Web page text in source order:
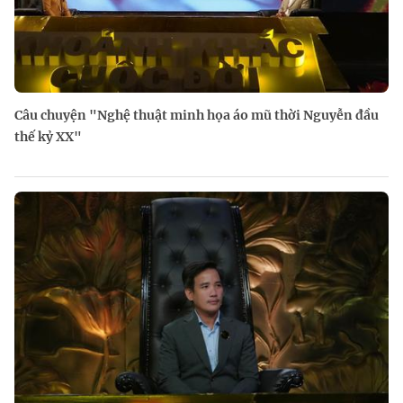
Câu chuyện "Nghệ thuật minh họa áo mũ thời Nguyễn đầu
thế kỷ XX"